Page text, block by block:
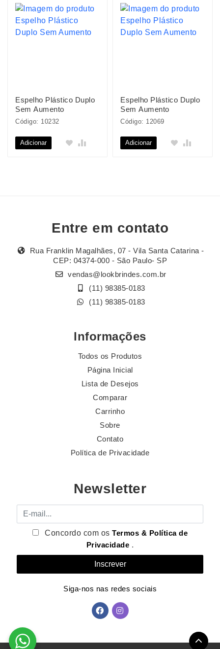
Espelho Plástico Duplo
Sem Aumento
Código: 10232
Adicionar
Espelho Plástico Duplo
Sem Aumento
Código: 12069
Adicionar
Entre em contato
Rua Franklin Magalhães, 07 - Vila Santa Catarina -
CEP: 04374-000 - São Paulo- SP
vendas@lookbrindes.com.br
(11) 98385-0183
(11) 98385-0183
Informações
Todos os Produtos
Página Inicial
Lista de Desejos
Comparar
Carrinho
Sobre
Contato
Política de Privacidade
Newsletter
E-mail
Concordo com osTermos & Política de
Privacidade .
Siga-nos nas redes sociais